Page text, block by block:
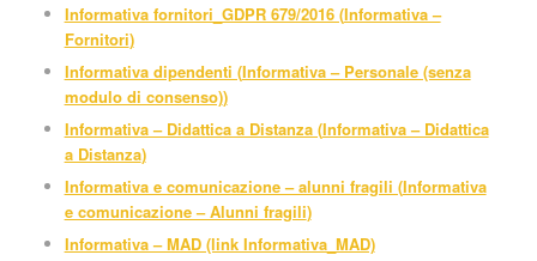
Informativa fornitori_GDPR 679/2016 (Informativa –
Fornitori)
Informativa dipendenti (Informativa – Personale (senza
modulo di consenso))
Informativa – Didattica a Distanza (Informativa – Didattica
a Distanza)
Informativa e comunicazione – alunni fragili (Informativa
e comunicazione – Alunni fragili)
Informativa – MAD (link Informativa_MAD)